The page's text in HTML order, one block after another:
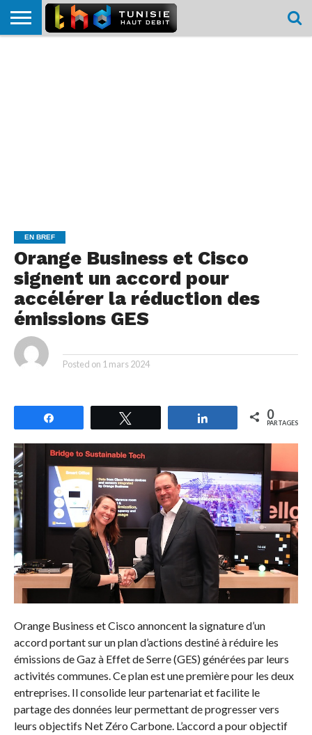
EN BREF
Orange Business et Cisco
signent un accord pour
accélérer la réduction des
émissions GES
Posted on 1 mars 2024
Partagez 0
PARTAGES
Orange Business et Cisco annoncent la signature d’un
accord portant sur un plan d’actions destiné à réduire les
émissions de Gaz à Effet de Serre (GES) générées par leurs
activités communes. Ce plan est une première pour les deux
entreprises. Il consolide leur partenariat et facilite le
partage des données leur permettant de progresser vers
leurs objectifs Net Zéro Carbone. L’accord a pour objectif